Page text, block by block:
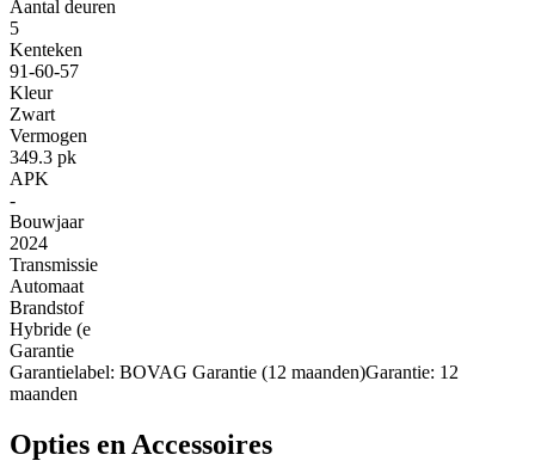
Aantal deuren
5
Kenteken
91-60-57
Kleur
Zwart
Vermogen
349.3 pk
APK
-
Bouwjaar
2024
Transmissie
Automaat
Brandstof
Hybride (e
Garantie
Garantielabel: BOVAG Garantie (12 maanden)Garantie: 12
maanden
Opties en Accessoires